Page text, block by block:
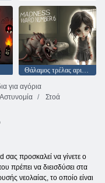
Θάλαμος τρέλας αριθμός 6
για αγόρια
Αστυνομία Στοά
σας προσκαλεί να γίνετε ο
πρέπει να διεισδύσει στα
νεολαίας, το οποίο είναι